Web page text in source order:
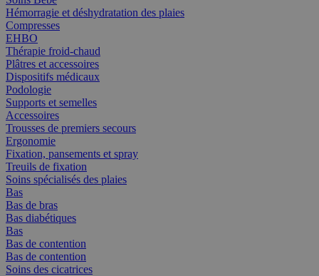
Hémorragie et déshydratation des plaies
Compresses
EHBO
Thérapie froid-chaud
Plâtres et accessoires
Dispositifs médicaux
Podologie
Supports et semelles
Accessoires
Trousses de premiers secours
Ergonomie
Fixation, pansements et spray
Treuils de fixation
Soins spécialisés des plaies
Bas
Bas de bras
Bas diabétiques
Bas
Bas de contention
Bas de contention
Soins des cicatrices